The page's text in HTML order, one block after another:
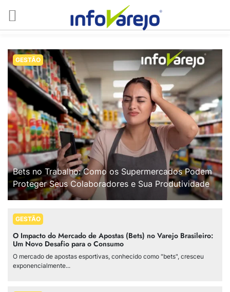
GESTÃO
Bets no Trabalho: Como os Supermercados Podem
Proteger Seus Colaboradores e Sua Produtividade
GESTÃO
O Impacto do Mercado de Apostas (Bets) no Varejo Brasileiro:
Um Novo Desafio para o Consumo
O mercado de apostas esportivas, conhecido como "bets", cresceu
exponencialmente...